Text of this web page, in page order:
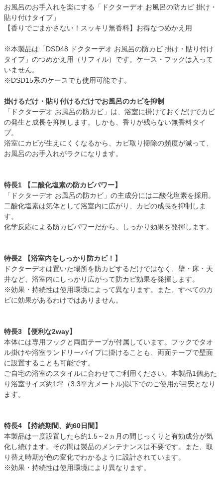
お風呂のお手入れを楽にする「ドクターデオ お風呂の防カビ 掛け・
貼り付けタイプ」
【香りでごまかさない！スッキリ無香料】お得なつめかえ用
※本製品は「DSD48 ドクターデオ お風呂の防カビ 掛け・貼り付け
タイプ」のつめかえ用（リフィル）です。ケース・フックは入って
いません。
※DSD15系のケースでも使用可能です。
掛けるだけ・貼り付けるだけでお風呂のカビを抑制
「ドクターデオ お風呂の防カビ」は、浴室に掛けておくだけでカビ
の発生と成長を抑制します。しかも、香りが残らない無香料タイ
プ。
浴室にカビが生えにくくなるから、カビ取り掃除の頻度が減って、
お風呂のお手入れがラクになります。
特長1 【二酸化塩素の防カビパワー】
「ドクターデオ お風呂の防カビ」の主成分には二酸化塩素を採用。
二酸化塩素は気体として浴室内に広がり、カビの成長を抑制しま
す。
化学反応による防カビパワーだから、しっかり効果を発揮します。
特長2 【浴室内をしっかり防カビ！】
ドクターデオは置いた場所を防カビするだけではなく、壁・床・天
井など、浴室内にしっかり広がって防カビ効果を発揮します。
※効果・持続性は使用環境によって異なります。また、すべてのカ
ビに効果があるわけではありません。
特長3 【便利な2way】
本体には専用フックと両面テープが付属しています。フックでタオ
ル掛けや浴室ランドリーパイプに掛けることも、両面テープで壁面
に設置することも可能です。
ご自宅の浴室のスタイルに合わせてご利用ください。本製品1個あた
り浴室サイズ約1坪（3.3平方メートル)以下でのご使用が目安となり
ます。
特長4 【持続期間、約60日間】
本製品は一度設置したら約1.5～2ヵ月の間じっくりと有効成分が気
化し続けます。その間は製品のメンテナンスは不要です。また、取
り替え時期が色の変化でわかるように設計されています。
※効果・持続性は使用環境により異なります。